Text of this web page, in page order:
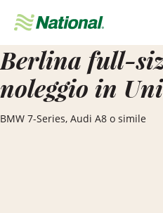
navigazione
Berlina full-
noleggio in
BMW 7-Series, Audi A8 o simile